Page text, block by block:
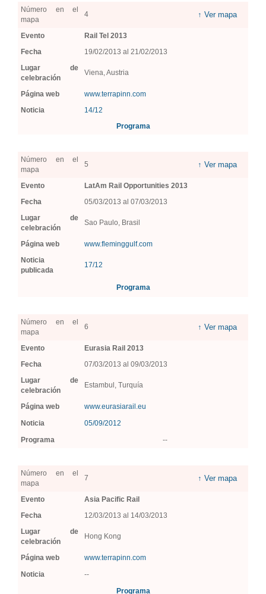
Número en el
mapa
4 ↑ Ver mapa
Evento
Rail Tel 2013
Fecha
19/02/2013 al 21/02/2013
Lugar de
celebración
Viena, Austria
Página web
www.terrapinn.com
Noticia
14/12
Programa
Número en el
mapa
5 ↑ Ver mapa
Evento
LatAm Rail Opportunities 2013
Fecha
05/03/2013 al 07/03/2013
Lugar de
celebración
Sao Paulo, Brasil
Página web
www.fleminggulf.com
Noticia
publicada
17/12
Programa
Número en el
mapa
6 ↑ Ver mapa
Evento
Eurasia Rail 2013
Fecha
07/03/2013 al 09/03/2013
Lugar de
celebración
Estambul, Turquía
Página web
www.eurasiarail.eu
Noticia
05/09/2012
Programa
--
Número en el
mapa
7 ↑ Ver mapa
Evento
Asia Pacific Rail
Fecha
12/03/2013 al 14/03/2013
Lugar de
celebración
Hong Kong
Página web
www.terrapinn.com
Noticia
--
Programa